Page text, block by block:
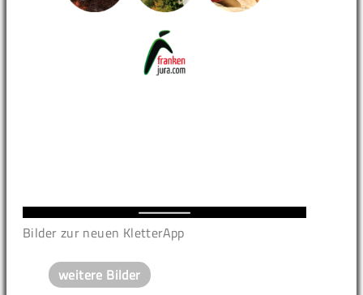
Bilder zur neuen KletterApp
weitere Bilder